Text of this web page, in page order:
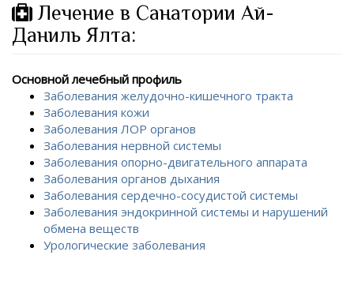
Лечение в Санатории Ай-
Даниль Ялта:
Основной лечебный профиль
Заболевания желудочно-кишечного тракта
Заболевания кожи
Заболевания ЛОР органов
Заболевания нервной системы
Заболевания опорно-двигательного аппарата
Заболевания органов дыхания
Заболевания сердечно-сосудистой системы
Заболевания эндокринной системы и нарушений
обмена веществ
Урологические заболевания